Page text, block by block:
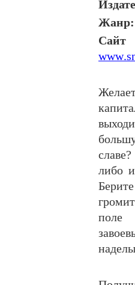
Жанр:
www.
либо
поле